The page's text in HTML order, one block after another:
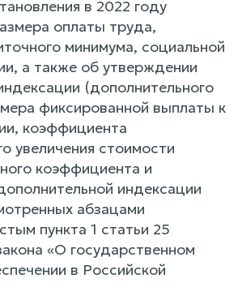
в 2022 году
оплаты труда,
минимума, социальной
а также об утверждении
(дополнительного
фиксированной выплаты к
коэффициента
увеличения стоимости
коэффициента и
индексации
абзацами
пункта 1 статьи 25
«О государственном
в Российской